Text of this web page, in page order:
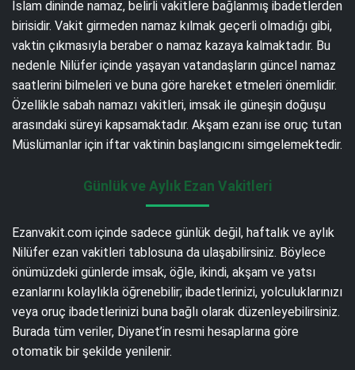
İslam dininde namaz, belirli vakitlere bağlanmış ibadetlerden
birisidir. Vakit girmeden namaz kılmak geçerli olmadığı gibi,
vaktin çıkmasıyla beraber o namaz kazaya kalmaktadır. Bu
nedenle Nilüfer içinde yaşayan vatandaşların güncel namaz
saatlerini bilmeleri ve buna göre hareket etmeleri önemlidir.
Özellikle sabah namazı vakitleri, imsak ile güneşin doğuşu
arasındaki süreyi kapsamaktadır. Akşam ezanı ise oruç tutan
Müslümanlar için iftar vaktinin başlangıcını simgelemektedir.
Günlük ve Aylık Ezan Vakitleri
Ezanvakit.com içinde sadece günlük değil, haftalık ve aylık
Nilüfer ezan vakitleri tablosuna da ulaşabilirsiniz. Böylece
önümüzdeki günlerde imsak, öğle, ikindi, akşam ve yatsı
ezanlarını kolaylıkla öğrenebilir; ibadetlerinizi, yolculuklarınızı
veya oruç ibadetlerinizi buna bağlı olarak düzenleyebilirsiniz.
Burada tüm veriler, Diyanet’in resmi hesaplarına göre
otomatik bir şekilde yenilenir.